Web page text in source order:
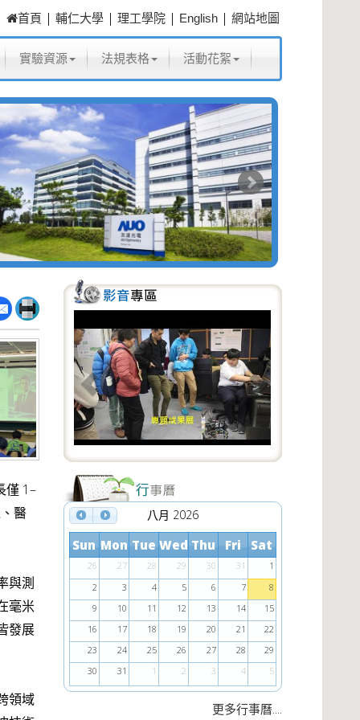
首頁 | 輔仁大學 | 理工學院 | English | 網站地圖
實驗資源 法規表格 活動花絮
僅 1–
醫
與測
毫米
發展
領域
r
e
v
o
u
s
e
x
t
八月 2026
Sun Mon Tue Wed Thu Fri Sat
26 27 28 29 30 31
1
2
3 4 5 6 7
8
9
10 11 12 13 14
15
16
17 18 19 20 21
22
23
24 25 26 27 28
29
30
31 1 2 3 4 5
更多行事曆....